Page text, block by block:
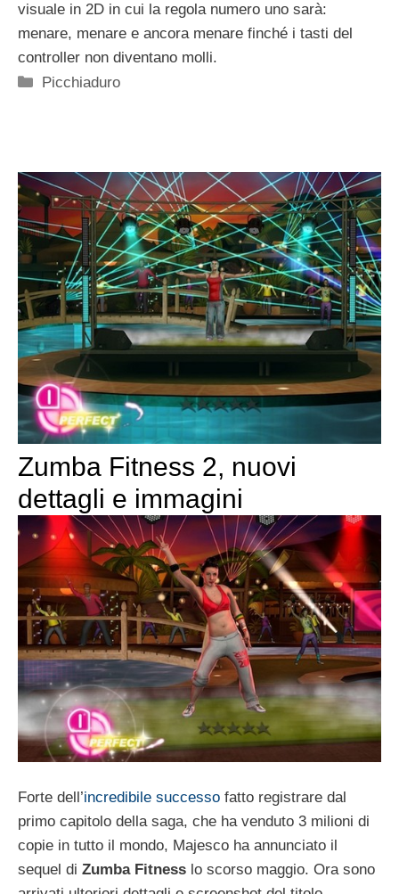
visuale in 2D in cui la regola numero uno sarà:
menare, menare e ancora menare finché i tasti del
controller non diventano molli.
Categorie
Picchiaduro
Zumba Fitness 2, nuovi
dettagli e immagini
Forte dell’incredibile successo fatto registrare dal
primo capitolo della saga, che ha venduto 3 milioni di
copie in tutto il mondo, Majesco ha annunciato il
sequel di Zumba Fitness lo scorso maggio. Ora sono